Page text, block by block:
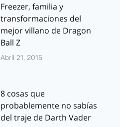
Freezer, familia y
transformaciones del
mejor villano de Dragon
Ball Z
Abril 21, 2015
8 cosas que
probablemente no sabías
del traje de Darth Vader